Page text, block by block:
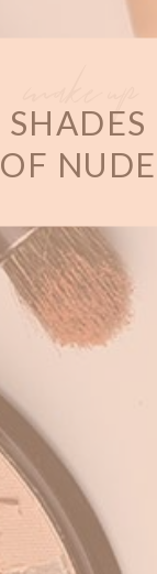
make up
SHADES
OF NUDE